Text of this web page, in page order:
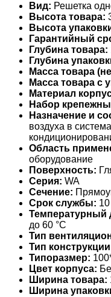
Вид: Решетка
Высота товара:
Высота
Гарантийный
Глубина товара:
Глубина
Масса товара
Масса товара с
Материал
Набор
Назначение и
воздуха в
Область
оборудование
Поверхность:
Серия: WA
Сечение:
Срок службы:
Температурный
до 60 °С
Тип
Тип
Типоразмер:
Цвет корпуса:
Ширина товара:
Ширина